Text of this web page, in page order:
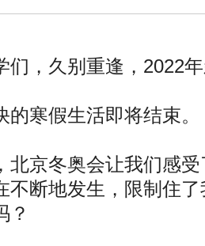
们，久别重逢，2022
的寒假生活即将结束。
北京冬奥会让我们感
不断地发生，限制住
？